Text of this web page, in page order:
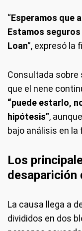
“Esperamos que
Estamos seguros
Loan”, expresó la
Consultada sobre
que el nene
“puede estarlo,
hipótesis”,
bajo análisis en la
Los
desaparición
La causa llega a
divididos en dos